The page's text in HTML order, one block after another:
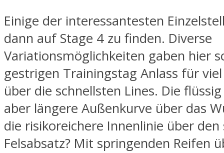
Einige der interessantesten
dann auf Stage 4 zu finden. Diverse
Variationsmöglichkeiten gaben hier
gestrigen Trainingstag Anlass für
über die schnellsten Lines. Die
aber längere Außenkurve über das
die risikoreichere Innenlinie über den
Felsabsatz? Mit springenden Reifen